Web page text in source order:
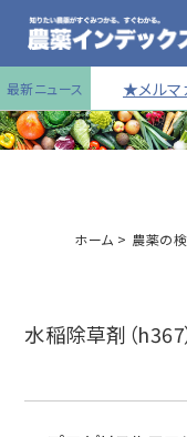
最新ニュース ★メルマ
ホーム 農薬の
水稲除草剤（h367